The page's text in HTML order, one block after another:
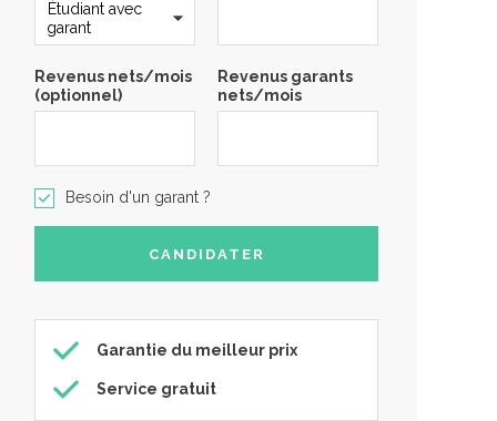
Revenus nets/mois
(optionnel)
Revenus garants
nets/mois
Besoin d'un garant ?
Garantie du meilleur prix
Service gratuit